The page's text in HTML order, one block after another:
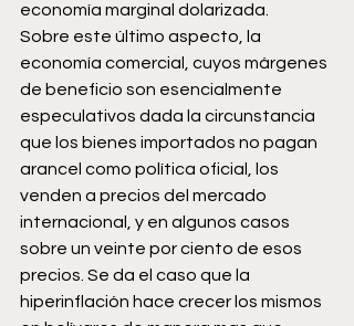
economía marginal dolarizada.
Sobre este último aspecto, la
economía comercial, cuyos márgenes
de beneficio son esencialmente
especulativos dada la circunstancia
que los bienes importados no pagan
arancel como política oficial, los
venden a precios del mercado
internacional, y en algunos casos
sobre un veinte por ciento de esos
precios. Se da el caso que la
hiperinflación hace crecer los mismos